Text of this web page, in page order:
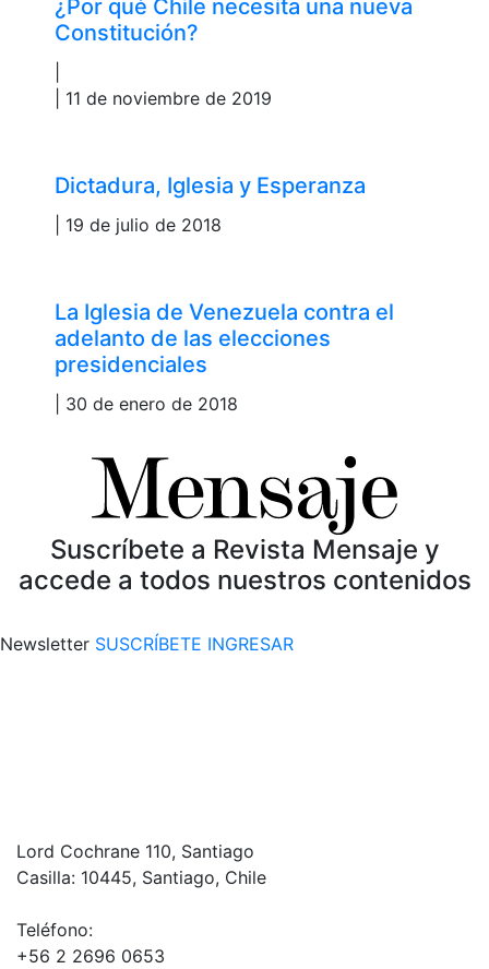
¿Por qué Chile necesita una nueva
Constitución?
| 11 de noviembre de 2019
Dictadura, Iglesia y Esperanza
| 19 de julio de 2018
La Iglesia de Venezuela contra el
adelanto de las elecciones
presidenciales
| 30 de enero de 2018
Suscríbete a Revista Mensaje y
accede a todos nuestros contenidos
Newsletter SUSCRÍBETE INGRESAR
Lord Cochrane 110, Santiago
Casilla: 10445, Santiago, Chile
Teléfono:
+56 2 2696 0653